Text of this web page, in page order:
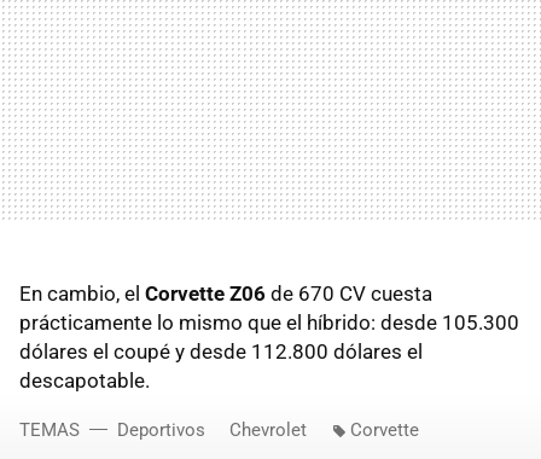
En cambio, el Corvette Z06 de 670 CV cuesta
prácticamente lo mismo que el híbrido: desde 105.300
dólares el coupé y desde 112.800 dólares el
descapotable.
TEMAS Deportivos Chevrolet Corvette